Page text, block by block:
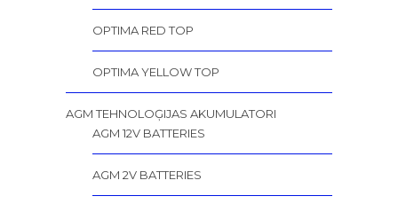
OPTIMA RED TOP
OPTIMA YELLOW TOP
AGM TEHNOLOĢIJAS AKUMULATORI
AGM 12V BATTERIES
AGM 2V BATTERIES